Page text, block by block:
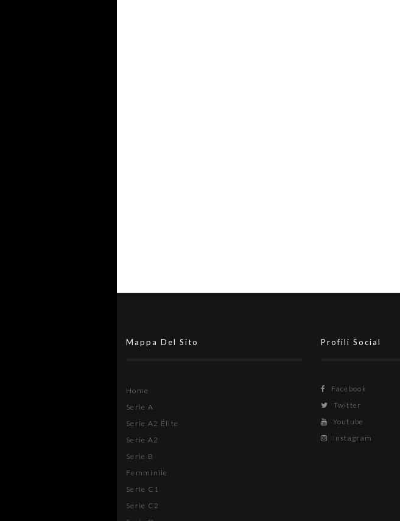
Mappa Del Sito
Home
Serie A
Serie A2 Élite
Serie A2
Serie B
Femminile
Serie C1
Serie C2
Profili Social
Facebook
Twitter
Youtube
Instagram